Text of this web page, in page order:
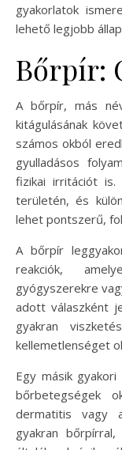
gyakorlatok
lehető legjobb
Bőrpír:
A bőrpír, más
kitágulásának
számos okból
gyulladásos
fizikai irritációt
területén, és
lehet pontszerű,
A bőrpír
reakciók,
gyógyszerekre
adott válaszként
gyakran
kellemetlenséget
Egy másik
bőrbetegségek
dermatitis vagy
gyakran